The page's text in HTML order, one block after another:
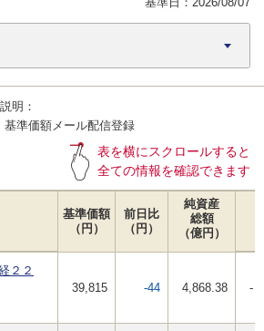
明：
基準価額メール配信登録
表を横にスクロールすると
全ての情報を確認できます
基準価額
（円）
前日比
（円）
純資産
総額
（億円）
２２
39,815 -44 4,868.38 -